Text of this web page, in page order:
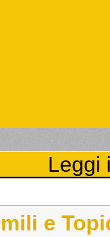
Leggi
e